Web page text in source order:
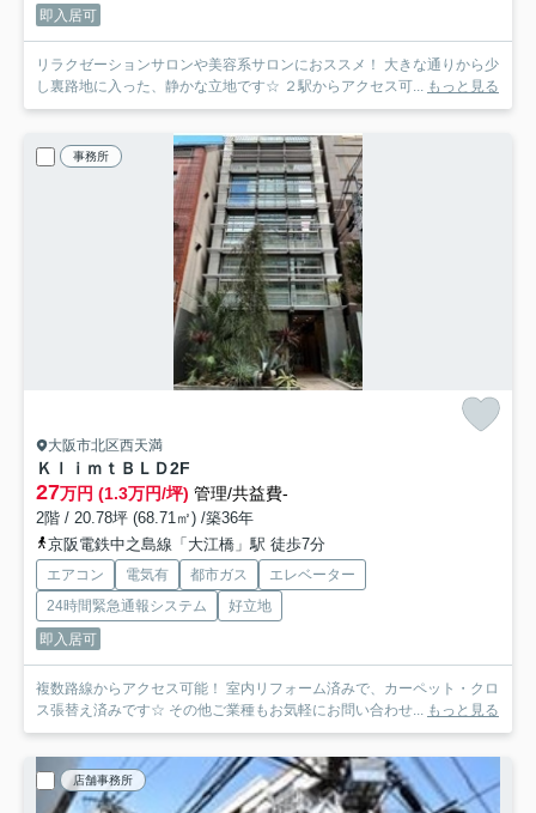
即入居可
リラクゼーションサロンや美容系サロンにおススメ！ 大きな通りから少
し裏路地に入った、静かな立地です☆ ２駅からアクセス可...
もっと見る
事務所
大阪市北区西天満
ＫｌｉｍｔＢＬＤ2F
27万円 (1.3万円/坪) 管理/共益費-
2階 / 20.78坪 (68.71㎡) /築36年
京阪電鉄中之島線「大江橋」駅 徒歩7分
エアコン 電気有 都市ガス
エレベーター
24時間緊急通報システム
好立地
即入居可
複数路線からアクセス可能！ 室内リフォーム済みで、カーペット・クロ
ス張替え済みです☆ その他ご業種もお気軽にお問い合わせ...
もっと見る
店舗事務所